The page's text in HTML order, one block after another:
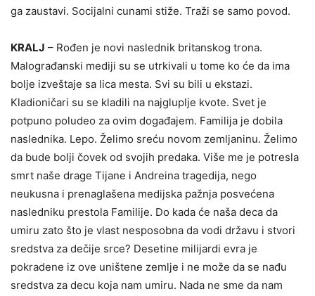
ga zaustavi. Socijalni cunami stiže. Traži se samo povod.
KRALJ – Rođen je novi naslednik britanskog trona.
Malograđanski mediji su se utrkivali u tome ko će da ima
bolje izveštaje sa lica mesta. Svi su bili u ekstazi.
Kladioničari su se kladili na najgluplje kvote. Svet je
potpuno poludeo za ovim događajem. Familija je dobila
naslednika. Lepo. Želimo sreću novom zemljaninu. Želimo
da bude bolji čovek od svojih predaka. Više me je potresla
smrt naše drage Tijane i Andreina tragedija, nego
neukusna i prenaglašena medijska pažnja posvećena
nasledniku prestola Familije. Do kada će naša deca da
umiru zato što je vlast nesposobna da vodi državu i stvori
sredstva za dečije srce? Desetine milijardi evra je
pokradene iz ove uništene zemlje i ne može da se nađu
sredstva za decu koja nam umiru. Nada ne sme da nam